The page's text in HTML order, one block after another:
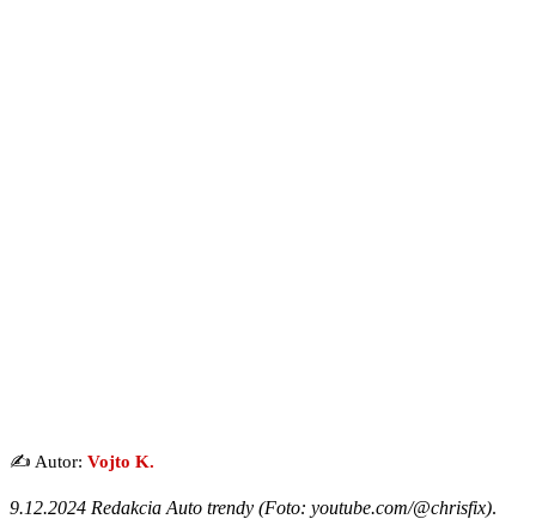
✍️ Autor: Vojto K.
9.12.2024 Redakcia Auto trendy (Foto: youtube.com/@chrisfix).